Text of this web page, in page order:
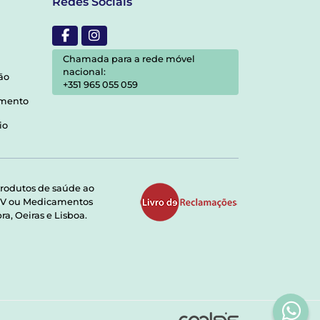
Chamada para a rede móvel
nacional:
+351 965 055 059
de saúde ao
ou Medicamentos
Oeiras e Lisboa.